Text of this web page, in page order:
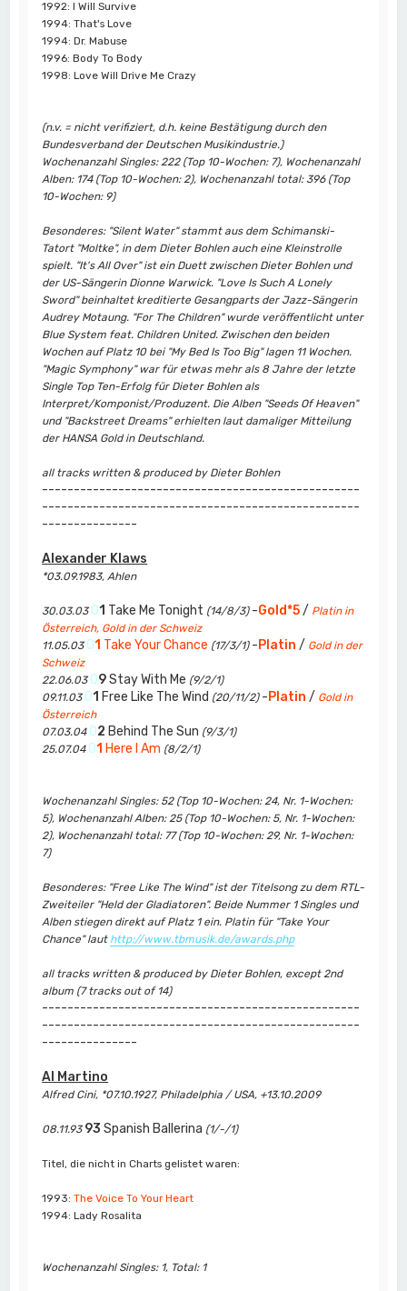
1992: I Will Survive
1994: That's Love
1994: Dr. Mabuse
1996: Body To Body
1998: Love Will Drive Me Crazy
(n.v. = nicht verifiziert, d.h. keine Bestätigung durch den
Bundesverband der Deutschen Musikindustrie.)
Wochenanzahl Singles: 222 (Top 10-Wochen: 7), Wochenanzahl
Alben: 174 (Top 10-Wochen: 2), Wochenanzahl total: 396 (Top
10-Wochen: 9)
Besonderes: "Silent Water" stammt aus dem Schimanski-
Tatort "Moltke", in dem Dieter Bohlen auch eine Kleinstrolle
spielt. "It's All Over" ist ein Duett zwischen Dieter Bohlen und
der US-Sängerin Dionne Warwick. "Love Is Such A Lonely
Sword" beinhaltet kreditierte Gesangparts der Jazz-Sängerin
Audrey Motaung. "For The Children" wurde veröffentlicht unter
Blue System feat. Children United. Zwischen den beiden
Wochen auf Platz 10 bei "My Bed Is Too Big" lagen 11 Wochen.
"Magic Symphony" war für etwas mehr als 8 Jahre der letzte
Single Top Ten-Erfolg für Dieter Bohlen als
Interpret/Komponist/Produzent. Die Alben "Seeds Of Heaven"
und "Backstreet Dreams" erhielten laut damaliger Mitteilung
der HANSA Gold in Deutschland.
all tracks written & produced by Dieter Bohlen
--------------------------------------------------
--------------------------------------------------
---------------
Alexander Klaws
*03.09.1983, Ahlen
30.03.03 01 Take Me Tonight (14/8/3)-Gold*5/ Platin in
Österreich, Gold in der Schweiz
11.05.03 01 Take Your Chance (17/3/1)-Platin / Gold in der
Schweiz
22.06.03 09Stay With Me (9/2/1)
09.11.03 01 Free Like The Wind (20/11/2)-Platin / Gold in
Österreich
07.03.04 02 Behind The Sun (9/3/1)
25.07.04 01 Here I Am (8/2/1)
Wochenanzahl Singles: 52 (Top 10-Wochen: 24, Nr. 1-Wochen:
5), Wochenanzahl Alben: 25 (Top 10-Wochen: 5, Nr. 1-Wochen:
2), Wochenanzahl total: 77 (Top 10-Wochen: 29, Nr. 1-Wochen:
7)
Besonderes: "Free Like The Wind" ist der Titelsong zu dem RTL-
Zweiteiler "Held der Gladiatoren". Beide Nummer 1 Singles und
Alben stiegen direkt auf Platz 1 ein. Platin für "Take Your
Chance" laut http://www.tbmusik.de/awards.php
all tracks written & produced by Dieter Bohlen, except 2nd
album (7 tracks out of 14)
--------------------------------------------------
--------------------------------------------------
---------------
Al Martino
Alfred Cini, *07.10.1927, Philadelphia / USA, +13.10.2009
08.11.93 93 Spanish Ballerina (1/-/1)
Titel, die nicht in Charts gelistet waren:
1993:The Voice To Your Heart
1994: Lady Rosalita
Wochenanzahl Singles: 1, Total: 1